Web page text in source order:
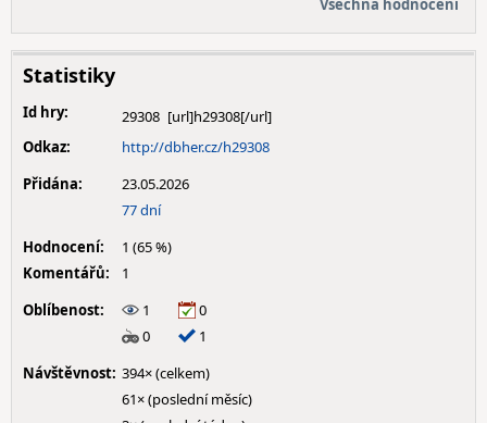
Všechna hodnocení
Statistiky
Id hry:
29308
Odkaz:
http://dbher.cz/h29308
Přidána:
23.05.2026
77 dní
Hodnocení:
1 (65 %)
Komentářů:
1
Oblíbenost:
1
0
0
1
Návštěvnost: 394× (celkem)
61× (poslední měsíc)